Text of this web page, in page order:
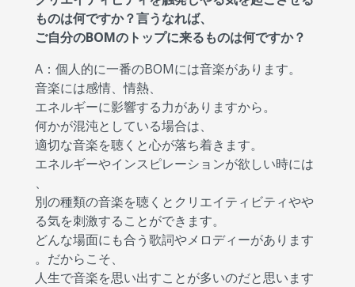
ものは何ですか？言うなれば、
ご自分のBOMのトップに来るものは何ですか？
A：個人的に一番のBOMには音楽があります。
音楽には感情、情熱、
エネルギーに影響する力がありますから。
何かが混沌としている場合は、
適切な音楽を聴くと心が落ち着きます。
エネルギーやインスピレーションが欲しい時には
、
別の種類の音楽を聴くとクリエイティビティやや
る気を刺激することができます。
どんな場面にも合う歌詞やメロディーがあります
。だからこそ、
人生で音楽を思い出すことが多いのだと思います